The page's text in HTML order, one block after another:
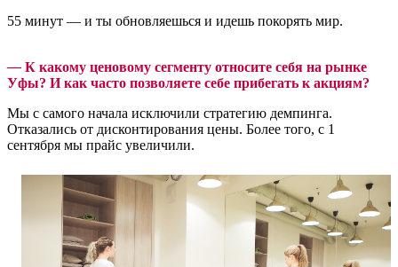
55 минут — и ты обновляешься и идешь покорять мир.
— К какому ценовому сегменту относите себя на рынке
Уфы? И как часто позволяете себе прибегать к акциям?
Мы с самого начала исключили стратегию демпинга.
Отказались от дисконтирования цены. Более того, с 1
сентября мы прайс увеличили.